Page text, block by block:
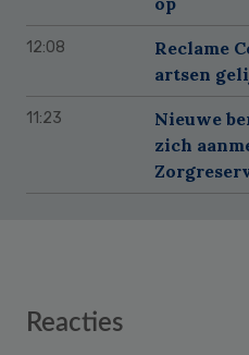
12:08
Reclame
artsen
11:23
Nieuwe
zich
Reader
Reacties